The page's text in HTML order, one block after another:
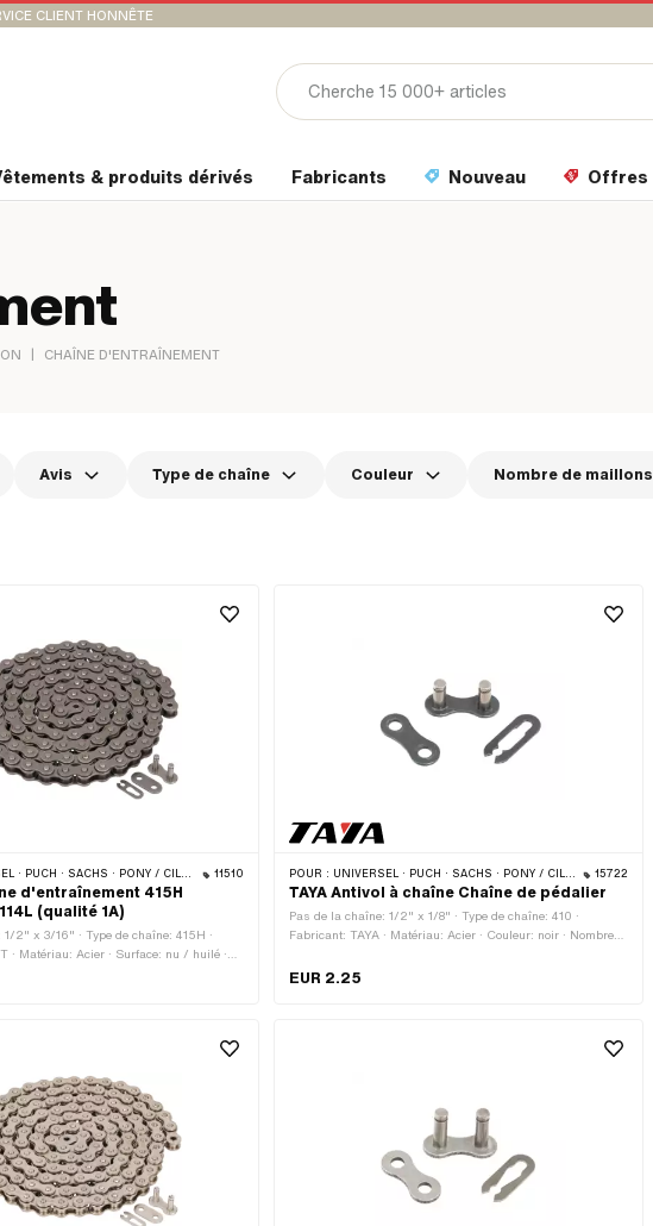
CLIENT HONNÊTE
& produits dérivés Fabricants Nouveau Offres
| CHAÎNE D'ENTRAÎNEMENT
Avis Type de chaîne Couleur Nombre de maillons
· PONY / CILO (BÊTA 521 & 512) · ZÜNDAPP BELMONDO · TOMOS · BYE BIKE 11510
d'entraînement 415H
(qualité 1A)
2" x 3/16" · Type de chaîne: 415H ·
· Matériau: Acier · Surface: nu / huilé ·
de roulement: 1448 mm ·
POUR : UNIVERSEL · PUCH · SACHS · PONY / CILO (BÊTA 521 & 512) · PIAGGIO · ZÜNDAPP BELMONDO · SOLEX · ALPA CHOPPER / TURBO · CILO 15722
TAYA Antivol à chaîne Chaîne de pédalier
Pas de la chaîne: 1/2" x 1/8" · Type de chaîne: 410 ·
Fabricant: TAYA · Matériau: Acier · Couleur: noir · Nombre
ressort
EUR 2.25